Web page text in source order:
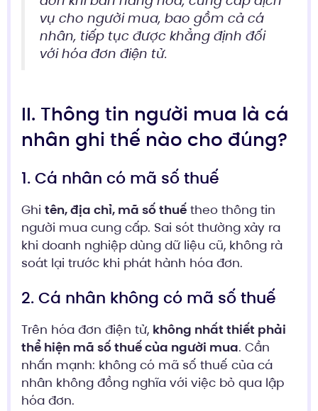
vụ cho người mua, bao gồm cả cá
nhân, tiếp tục được khẳng định đối
với hóa đơn điện tử.
II. Thông tin người mua là cá
nhân ghi thế nào cho đúng?
1. Cá nhân có mã số thuế
Ghi tên, địa chỉ, mã số thuế theo thông tin
người mua cung cấp. Sai sót thường xảy ra
khi doanh nghiệp dùng dữ liệu cũ, không rà
soát lại trước khi phát hành hóa đơn.
2. Cá nhân không có mã số thuế
Trên hóa đơn điện tử, không nhất thiết phải
thể hiện mã số thuế của người mua. Cần
nhấn mạnh: không có mã số thuế của cá
nhân không đồng nghĩa với việc bỏ qua lập
hóa đơn.